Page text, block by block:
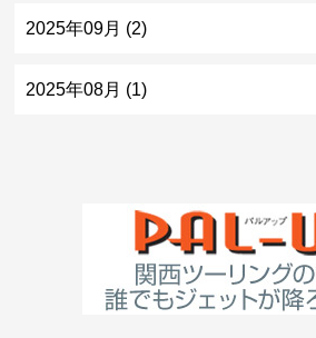
2025年09月 (2)
2025年08月 (1)